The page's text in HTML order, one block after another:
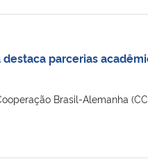
parcerias
Brasil-Alemanha